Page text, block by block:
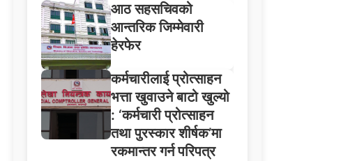
आठ सहसचिवको
आन्तरिक जिम्मेवारी
हेरफेर
कर्मचारीलाई प्रोत्साहन
भत्ता खुवाउने बाटो खुल्यो
: ‘कर्मचारी प्रोत्साहन
तथा पुरस्कार शीर्षक’मा
रकमान्तर गर्न परिपत्र